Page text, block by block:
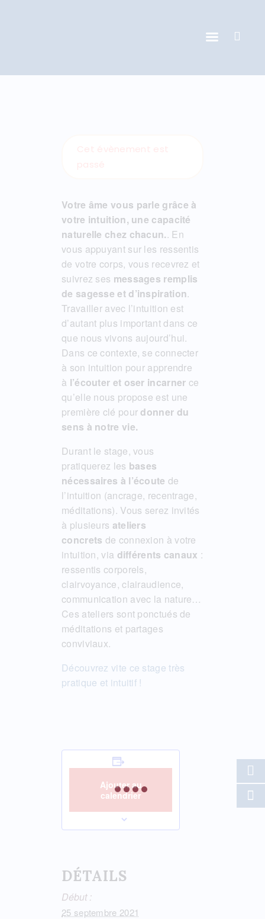
CONTACT
AGENDA & NEWS
Votre âmevous parle grâce à
votre intuition, une capacité
naturelle chez chacun.. En
vous appuyant sur les ressentis
de votre corps, vous recevrez et
suivrez ses messages remplis
de sagesse et d’inspiration.
Travailler avec l’intuition est
d’autant plus important dans ce
que nous vivons aujourd’hui.
Dans ce contexte, se connecter
à son intuition pour apprendre
à l’écouter et oser incarner ce
qu’elle nous propose est une
première clé pour donner du
sens à notre vie.
Durant le stage, vous
pratiquerez les bases
nécessaires à l’écoute de
l’intuition (ancrage, recentrage,
méditations). Vous serez invités
à plusieurs ateliers
concrets de connexion à votre
intuition, via différents canaux :
ressentis corporels,
clairvoyance, clairaudience,
communication avec la nature…
Ces ateliers sont ponctués de
méditations et partages
conviviaux.
Découvrez vite ce stage très
pratique et intuitif !
Ajouter au
calendrier
DÉTAILS
Début :
25 septembre 2021